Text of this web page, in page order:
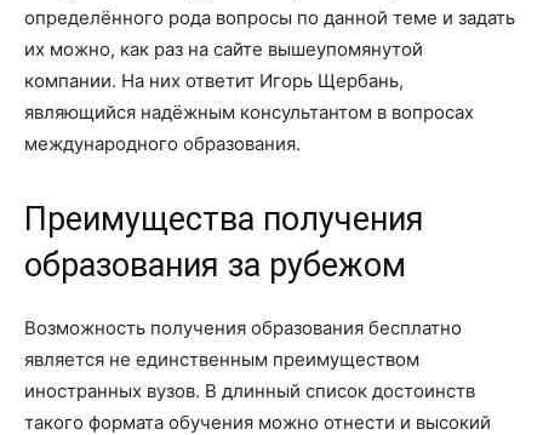
определённого рода вопросы по данной теме и задать
их можно, как раз на сайте вышеупомянутой
компании. На них ответит Игорь Щербань,
являющийся надёжным консультантом в вопросах
международного образования.
Преимущества получения
образования за рубежом
Возможность получения образования бесплатно
является не единственным преимуществом
иностранных вузов. В длинный список достоинств
такого формата обучения можно отнести и высокий